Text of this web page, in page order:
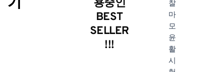
용중인
BEST
SELLER
!!!